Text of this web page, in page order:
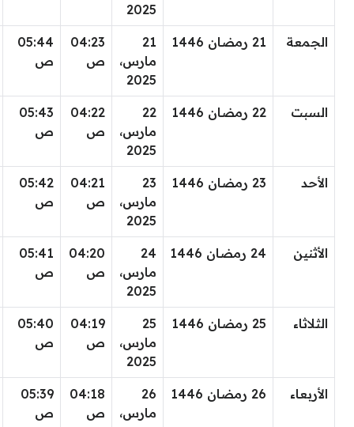
2025
الجمعة 21 رمضان 1446
21
مارس،
2025
04:23
ص
05:44
ص
السبت 22 رمضان 1446
22
مارس،
2025
04:22
ص
05:43
ص
الأحد 23 رمضان 1446
23
مارس،
2025
04:21
ص
05:42
ص
الأثنين 24 رمضان 1446
24
مارس،
2025
04:20
ص
05:41
ص
الثلاثاء 25 رمضان 1446
25
مارس،
2025
04:19
ص
05:40
ص
الأربعاء 26 رمضان 1446
26
مارس،
04:18
ص
05:39
ص